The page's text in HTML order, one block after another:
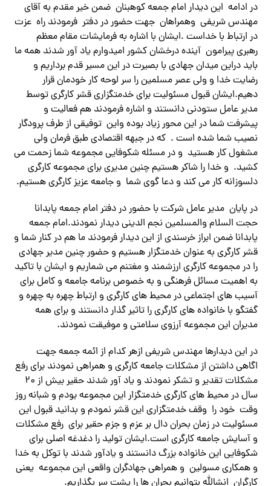
در ادامه این دیدار امام جمعه کوهبنان ضمن خیر مقدم به آقای
مهندس شریفی وهمراهان جهت حضور در دفتر فرمودند راه عزت
در ارتباط با خداست .ایشان با اشاره به فرمایشات مقام معظم
رهبری پیرامون آینده درخشان کشور امیدوارم یاد آور شدند همه ما
باید دراین میدان جهادی با بصیرت در این مسیر قدم برداریم و
رضایت خدا و ولی عصر مسلمین را سر لوحه کار خودمان قرار
دهیم.ایشان قبول مسئولیت برای خدمتگزاری قشر کارگری توسط
مدیر عامل ستودنی دانستند و اشاره فرمودند هم فعالیت و
پیشرفت شما در این محور زیاد بوده واین توفیقی از طرف پرودگار
نصیب شما شده است . که در جبهه اقتصادی طبق فرمان ولی
مشغول کار هستید و در مسئله شکوفایی مجموعه شما زحمت می
کشید. و خدا را شاکر هستیم چنین مدیری برای مجموعه کارگری
دلسوزانه کار می کند و دعا گوی شما و جامعه عزیز کارگری هستیم.
در پایان مدیر عامل شرکت با حضور در دفتر امام جمعه پابدانا
حجت السلام والمسلمین نجم الدینی دیدار نمودند.امام جمعه
پابدانا ضمن ابراز خرسندی از این دیدار فرمودند ما هم در کنار شما و
قشر کارگری به عنوان خدمتگزار هستیم و حضور چنین مدیر جهادی
را در مجموعه کارگری ارزشمند و مغتنم می شماریم و ایشان با تاکید
به اهمیت مسائل فرهنگی و به خصوص برنامه جامعه و کامل برای
آسیب های اجتماعی در محیط های کارگری و ارتباط چهره به چهره و
گفتگو با خانواده های کارگری را تاثیر گذار دانستند و برای همه
مدیران این مجموعه آرزوی سلامتی و موفیقت نمودند.
در این دیدارها مهندس شریفی ازهر کدام از ائمه جمعه جهت
اگاهی داشتن از مشکلات جامعه کارگری و همراهی نمودند برای رفع
مشکلات تقدیر و تشکر نمودند و یاد آور شدند حقیر بیش از ۲۰
سال در محیط های کارگری خدمتگزار این مجموعه بودم و شبانه روز
وقت خود را وقف خدمتگزاری این قشر نمودم و بدانید قبول این
مسئولیت در زمان بحران دال بر عزم و جزم حقیر برای رفع مشکلات
و آسایش جامعه کارگری است.ایشان تولید را دغدغه اصلی برای
شکوفایی این خانواده بزرگ دانستند و یادآور شدند با توکل به خدا
و همکاری مسولین و همراهی جهادگران واقعی این مجموعه یعنی
کارگران انشالله بتوانیم بحران ها را پشت سر بگذاریم.